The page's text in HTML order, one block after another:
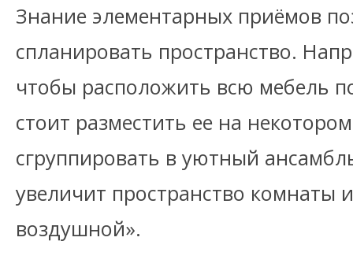
Знание элементарных приёмов
спланировать пространство.
чтобы расположить всю мебель
стоит разместить ее на
сгруппировать в уютный
увеличит пространство комнаты
воздушной».